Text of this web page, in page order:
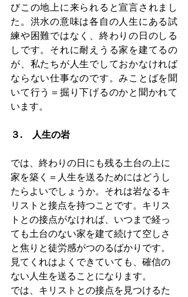
びこの地上に来られると宣言されまし
た。洪水の意味は各自の人生にある試
練や困難ではなく、終わりの日のしる
しです。それに耐えうる家を建てるの
が、私たちが人生でしておかなければ
ならない仕事なのです。みことばを聞
いて行う＝掘り下げるのかと聞かれて
います。
３.　人生の岩
では、終わりの日にも残る土台の上に
家を築く＝人生を送るためにはどうし
たらよいでしょうか。それは岩なるキ
リストと接点を持つことです。キリス
トとの接点がなければ、いつまで経っ
ても土台のない家を建て続けて空しさ
と焦りと徒労感がつのるばかりです。
見てくれはよくできていても、確信の
ない人生を送ることになります。
では、キリストとの接点を見つけるた